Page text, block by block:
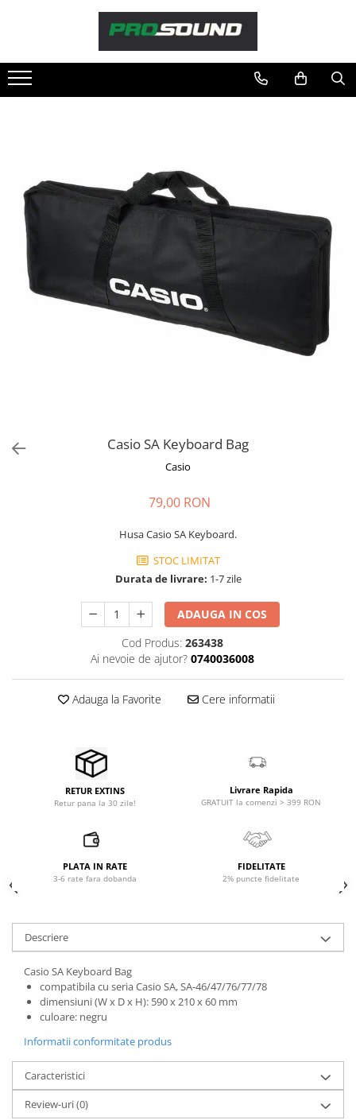
Sonorizare / PA
Boxe Audio
Ecrane de difuzie
Mixere audio
Monitorizare In-Ear
Pickup-uri, platane & accesorii
Playere si Recordere
Procesoare si efecte
Accesorii de microfoane
Microfoane de masurare si
Microfoane de studio
Microfoane de Suprafata
Microfoane de voce si live
Microfoane lavaliera si headset
Microfoane podcast, USB, iOS /
Android
Microfoane pt Camere Video
Microfoane Ribbon
Microfoane stereo
Microfoane Suspendabile
Stative de microfon
Studio si inregistrari
Accesorii de microfoane
Accesorii echipamente de studio
Clape MIDI
Controllere MIDI - USB DAW
Controllere monitoare de studio
Convertoare AD/DA
Interfete MIDI si Cabluri Midi-USB
Microfoane de studio
Monitoare de studio
Pop filtre
Casio SA Keyboard Bag
Casio
79,00 RON
Husa Casio SA Keyboard.
STOC LIMITAT
Durata de livrare: 1-7 zile
ADAUGA IN COS
Cod Produs: 263438
Ai nevoie de ajutor? 0740036008
Adauga la Favorite Cere informatii
RETUR EXTINS
Retur pana la 30 zile!
Livrare Rapida
GRATUIT la comenzi > 399 RON
PLATA IN RATE
3-6 rate fara dobanda
FIDELITATE
2% puncte fidelitate
Descriere
Casio SA Keyboard Bag
compatibila cu seria Casio SA, SA-46/47/76/77/78
dimensiuni (W x D x H): 590 x 210 x 60 mm
culoare: negru
Informatii conformitate produs
Caracteristici
Review-uri(0)